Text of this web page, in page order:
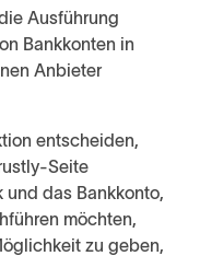
Ausführung
Bankkonten in
Anbieter
entscheiden,
Seite
das Bankkonto,
möchten,
zu geben,